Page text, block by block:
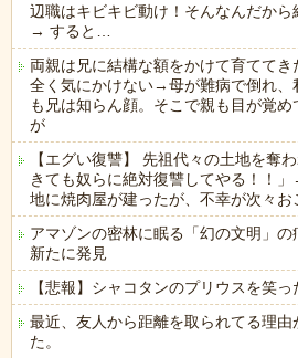
辺職はキビキビ動け！そんなんだから
→ すると…
両親は兄に結構な額をかけて育ててき
全く気にかけない→母が難病で倒れ、
も兄は知らん顔。そこで親も目が覚
が
【エグい復讐】 先祖代々の土地を奪
きても奴らに絶対復讐してやる！！
地に焼肉屋が建ったが、不幸が次々
アマゾンの密林に眠る「幻の文明」
新たに発見
【悲報】シャコタンのプリウスを
最近、友人から距離を取られてる理
た。